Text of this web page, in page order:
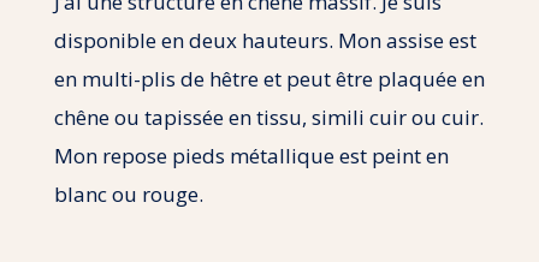
disponible en deux hauteurs. Mon assise est
en multi-plis de hêtre et peut être plaquée en
chêne ou tapissée en tissu, simili cuir ou cuir.
Mon repose pieds métallique est peint en
blanc ou rouge.